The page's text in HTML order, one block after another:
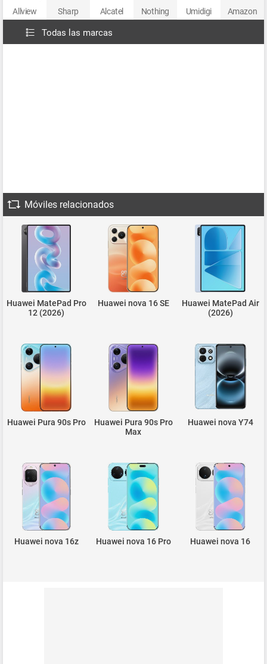
Allview
Sharp Alcatel Nothing Umidigi Amazon
Todas las marcas
Móviles relacionados
Huawei MatePad Pro
12 (2026)
Huawei nova 16 SE
Huawei MatePad Air
(2026)
Huawei Pura 90s Pro
Huawei Pura 90s Pro
Max
Huawei nova Y74
Huawei nova 16z Huawei nova 16 Pro Huawei nova 16